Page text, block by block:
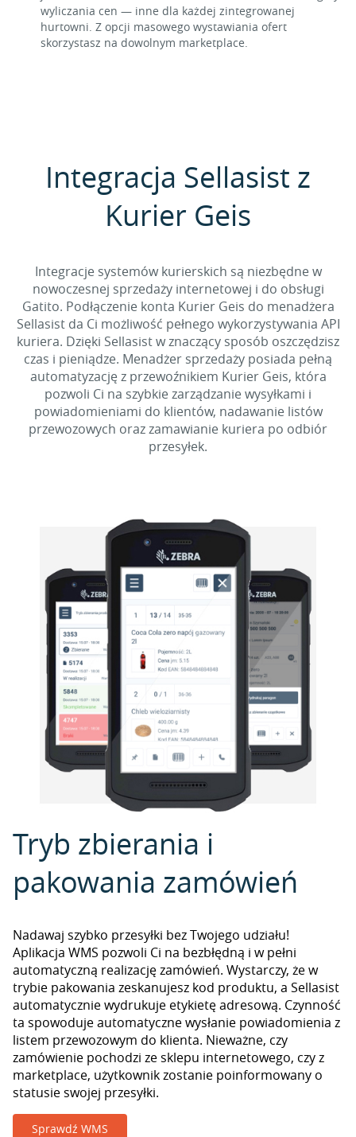
wyliczania cen — inne dla każdej zintegrowanej
hurtowni. Z opcji masowego wystawiania ofert
skorzystasz na dowolnym marketplace.
Integracja Sellasist z
Kurier Geis
Integracje systemów kurierskich są niezbędne w
nowoczesnej sprzedaży internetowej i do obsługi
Gatito. Podłączenie konta Kurier Geis do menadżera
Sellasist da Ci możliwość pełnego wykorzystywania API
kuriera. Dzięki Sellasist w znaczący sposób oszczędzisz
czas i pieniądze. Menadżer sprzedaży posiada pełną
automatyzację z przewoźnikiem Kurier Geis, która
pozwoli Ci na szybkie zarządzanie wysyłkami i
powiadomieniami do klientów, nadawanie listów
przewozowych oraz zamawianie kuriera po odbiór
przesyłek.
Tryb zbierania i
pakowania zamówień
Nadawaj szybko przesyłki bez Twojego udziału!
Aplikacja WMS pozwoli Ci na bezbłędną i w pełni
automatyczną realizację zamówień. Wystarczy, że w
trybie pakowania zeskanujesz kod produktu, a Sellasist
automatycznie wydrukuje etykietę adresową. Czynność
ta spowoduje automatyczne wysłanie powiadomienia z
listem przewozowym do klienta. Nieważne, czy
zamówienie pochodzi ze sklepu internetowego, czy z
marketplace, użytkownik zostanie poinformowany o
statusie swojej przesyłki.
Sprawdź WMS